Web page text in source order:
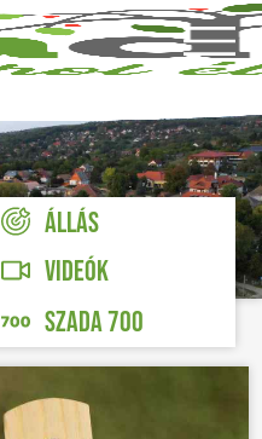
ÁLLÁS
VIDEÓK
SZADA 700